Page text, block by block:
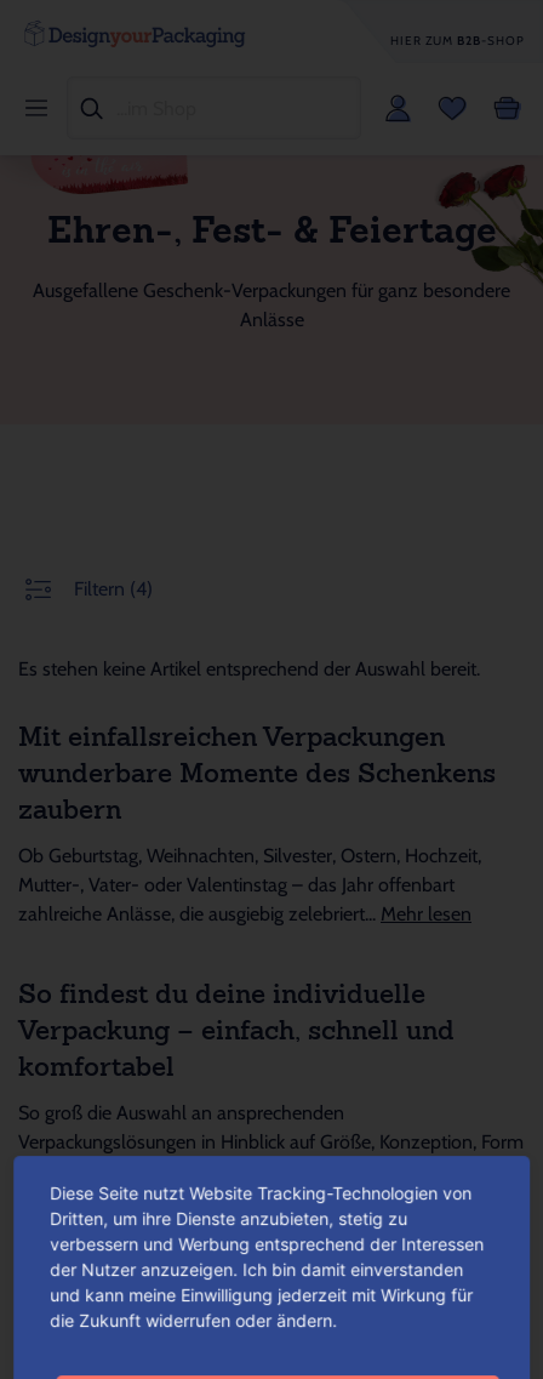
HIER ZUM B2B-SHOP
Ehren-, Fest- & Feiertage
Ausgefallene Geschenk-Verpackungen für ganz besondere
Anlässe
Filtern (4)
Es stehen keine Artikel entsprechend der Auswahl bereit.
Mit einfallsreichen Verpackungen
wunderbare Momente des Schenkens
zaubern
Ob Geburtstag, Weihnachten, Silvester, Ostern, Hochzeit,
Mutter-, Vater- oder Valentinstag – das Jahr offenbart
zahlreiche Anlässe, die ausgiebig zelebriert... Mehr lesen
So findest du deine individuelle
Verpackung – einfach, schnell und
komfortabel
So groß die Auswahl an ansprechenden
Verpackungslösungen in Hinblick auf Größe, Konzeption, Form
Für jeden Anlass Verpackungen
wunschgemäß konfigurieren
Je nach Verpackungstyp kannst du ganz einfach deine
Diese Seite nutzt Website Tracking-Technologien von
Dritten, um ihre Dienste anzubieten, stetig zu
verbessern und Werbung entsprechend der Interessen
der Nutzer anzuzeigen. Ich bin damit einverstanden
und kann meine Einwilligung jederzeit mit Wirkung für
die Zukunft widerrufen oder ändern.